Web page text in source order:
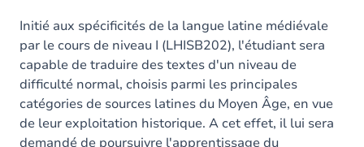
Initié aux spécificités de la langue latine médiévale
par le cours de niveau I (LHISB202), l'étudiant sera
capable de traduire des textes d'un niveau de
difficulté normal, choisis parmi les principales
catégories de sources latines du Moyen Âge, en vue
de leur exploitation historique. A cet effet, il lui sera
demandé de poursuivre l'apprentissage du